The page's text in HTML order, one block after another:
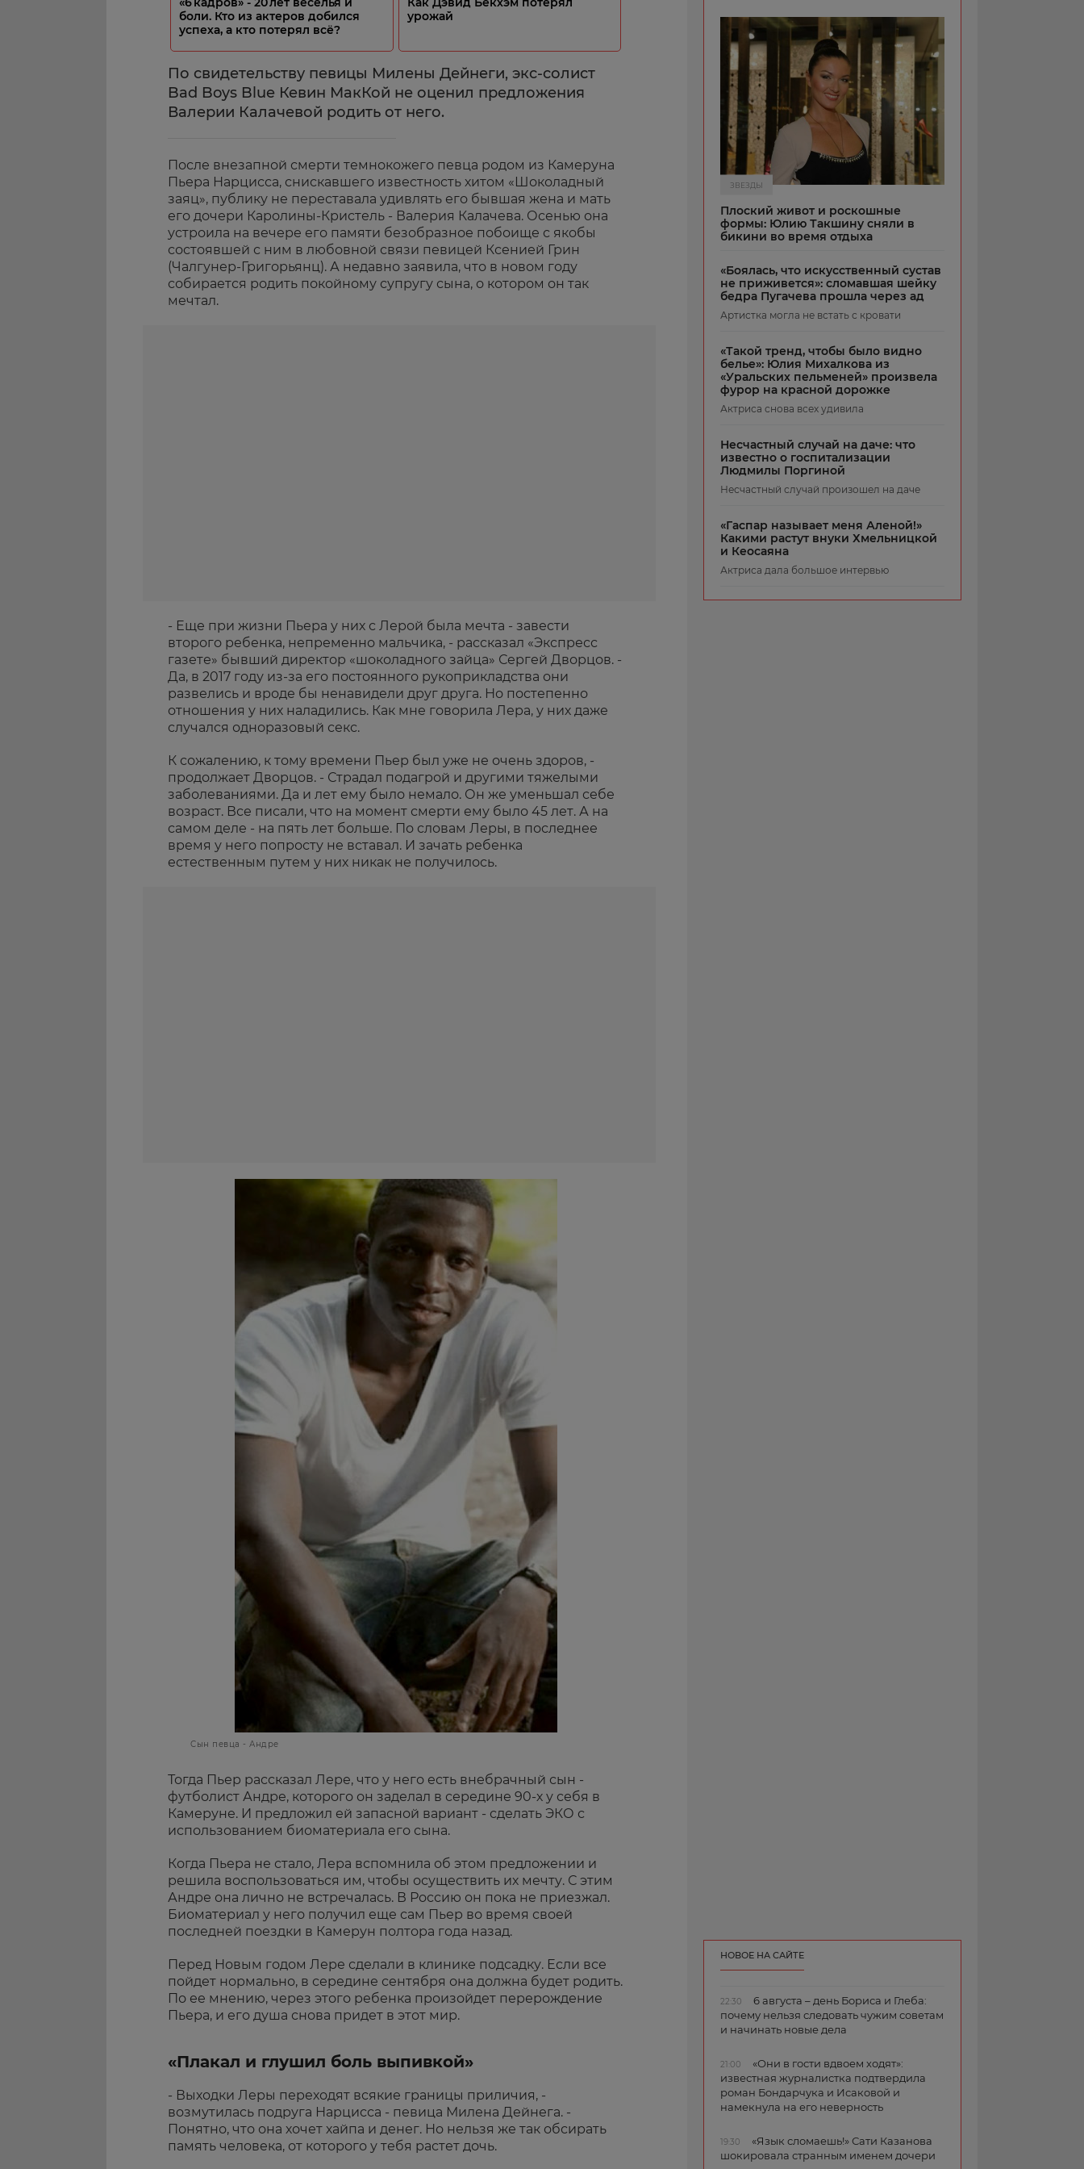
боли. Кто из актеров добился
успеха, а кто потерял всё?
урожай
По свидетельству певицы Милены Дейнеги, экс-солист
Bad Boys Blue Кевин МакКой не оценил предложения
Валерии Калачевой родить от него.
После внезапной смерти темнокожего певца родом из Камеруна
Пьера Нарцисса, снискавшего известность хитом «Шоколадный
заяц», публику не переставала удивлять его бывшая жена и мать
его дочери Каролины-Кристель - Валерия Калачева. Осенью она
устроила на вечере его памяти безобразное побоище с якобы
состоявшей с ним в любовной связи певицей Ксенией Грин
(Чалгунер-Григорьянц). А недавно заявила, что в новом году
собирается родить покойному супругу сына, о котором он так
мечтал.
- Еще при жизни Пьера у них с Лерой была мечта - завести
второго ребенка, непременно мальчика, - рассказал «Экспресс
газете» бывший директор «шоколадного зайца» Сергей Дворцов. -
Да, в 2017 году из-за его постоянного рукоприкладства они
развелись и вроде бы ненавидели друг друга. Но постепенно
отношения у них наладились. Как мне говорила Лера, у них даже
случался одноразовый секс.
К сожалению, к тому времени Пьер был уже не очень здоров, -
продолжает Дворцов. - Страдал подагрой и другими тяжелыми
заболеваниями. Да и лет ему было немало. Он же уменьшал себе
возраст. Все писали, что на момент смерти ему было 45 лет. А на
самом деле - на пять лет больше. По словам Леры, в последнее
время у него попросту не вставал. И зачать ребенка
естественным путем у них никак не получилось.
Сын певца - Андре
Тогда Пьер рассказал Лере, что у него есть внебрачный сын -
футболист Андре, которого он заделал в середине 90-х у себя в
Камеруне. И предложил ей запасной вариант - сделать ЭКО с
использованием биоматериала его сына.
Когда Пьера не стало, Лера вспомнила об этом предложении и
решила воспользоваться им, чтобы осуществить их мечту. С этим
Андре она лично не встречалась. В Россию он пока не приезжал.
Биоматериал у него получил еще сам Пьер во время своей
последней поездки в Камерун полтора года назад.
Перед Новым годом Лере сделали в клинике подсадку. Если все
пойдет нормально, в середине сентября она должна будет родить.
По ее мнению, через этого ребенка произойдет перерождение
Пьера, и его душа снова придет в этот мир.
«Плакал и глушил боль выпивкой»
- Выходки Леры переходят всякие границы приличия, -
возмутилась подруга Нарцисса - певица Милена Дейнега. -
Понятно, что она хочет хайпа и денег. Но нельзя же так обсирать
память человека, от которого у тебя растет дочь.
ЗВЕЗДЫ
Плоский живот и роскошные
формы: Юлию Такшину сняли в
бикини во время отдыха
«Боялась, что искусственный сустав
не приживется»: сломавшая шейку
бедра Пугачева прошла через ад
Артистка могла не встать с кровати
«Такой тренд, чтобы было видно
белье»: Юлия Михалкова из
«Уральских пельменей» произвела
фурор на красной дорожке
Актриса снова всех удивила
Несчастный случай на даче: что
известно о госпитализации
Людмилы Поргиной
Несчастный случай произошел на даче
«Гаспар называет меня Аленой!»
Какими растут внуки Хмельницкой
и Кеосаяна
Актриса дала большое интервью
НОВОЕ НА САЙТЕ
22:30
6 августа – день Бориса и Глеба:
почему нельзя следовать чужим советам
и начинать новые дела
21:00
«Они в гости вдвоем ходят»:
известная журналистка подтвердила
роман Бондарчука и Исаковой и
намекнула на его неверность
19:30
«Язык сломаешь!» Сати Казанова
шокировала странным именем дочери